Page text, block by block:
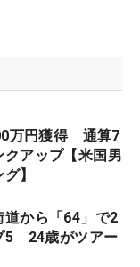
万円獲得 通算7
アップ【米国男
】
道から「64」で2
5 24歳がツアー